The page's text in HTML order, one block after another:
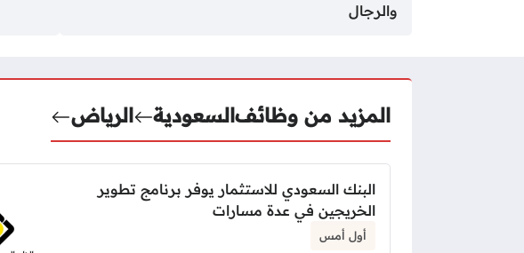
والرجال
المزيد من وظائفالسعودية الرياض
البنك السعودي للاستثمار يوفر برنامج تطوير
الخريجين في عدة مسارات
أول أمس